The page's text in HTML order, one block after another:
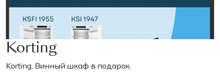
Korting
Korting. Винный шкаф в подарок.